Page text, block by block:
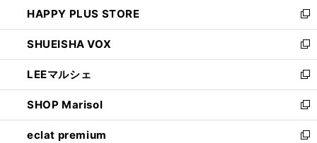
ド
ウ
で
開
く
ィ
ン
ド
ウ
で
開
く
い
ウ
ィ
ン
ド
ウ
で
開
く
HAPPY PLUS STORE
新
し
い
ウ
ィ
ン
ド
ウ
で
SHUEISHA VOX
新
し
い
ウ
ィ
ン
ド
LEEマルシェ
新
し
い
ウ
ィ
SHOP Marisol
新
し
い
eclat premium
新